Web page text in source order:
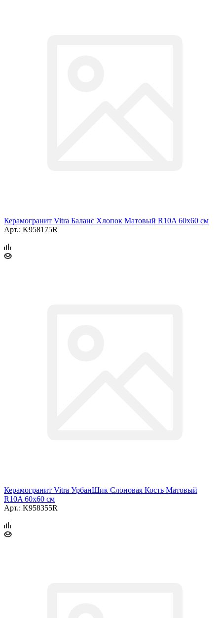
Керамогранит Vitra Баланс Хлопок Матовый R10A 60x60 см
Арт.: K958175R
Керамогранит Vitra УрбанШик Слоновая Кость Матовый
R10A 60x60 см
Арт.: K958355R